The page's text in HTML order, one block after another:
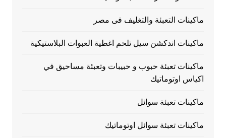
ماكينات التعبئة والتغليف فى مصر
ماكينات اندكشن سيل تلحم اغطية العبوات البلاستيكية
ماكينات تعبئة حبوب و حبيبات وتعبئة مساحيق في
اكياس اوتوماتيك
ماكينات تعبئة سوائل
ماكينات تعبئة سوائل اوتوماتيك